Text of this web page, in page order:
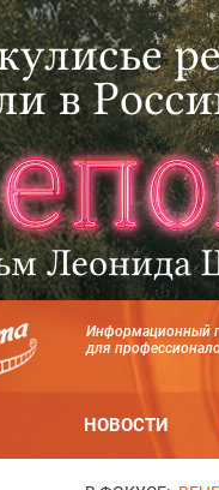
Информационный
для
НОВОСТИ